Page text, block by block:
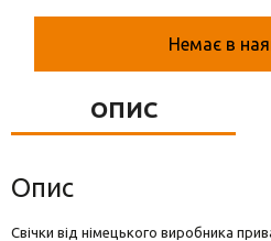
Вази для квітів
Немає в
ОПИС
Опис
Свічки від німецького виробника